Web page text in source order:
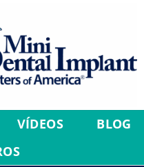
VÍDEOS BLOG